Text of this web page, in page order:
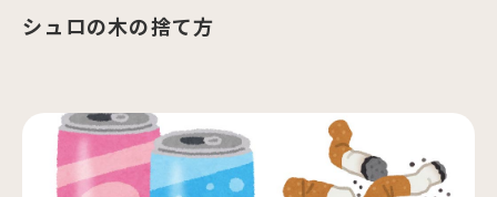
シュロの木の捨て方